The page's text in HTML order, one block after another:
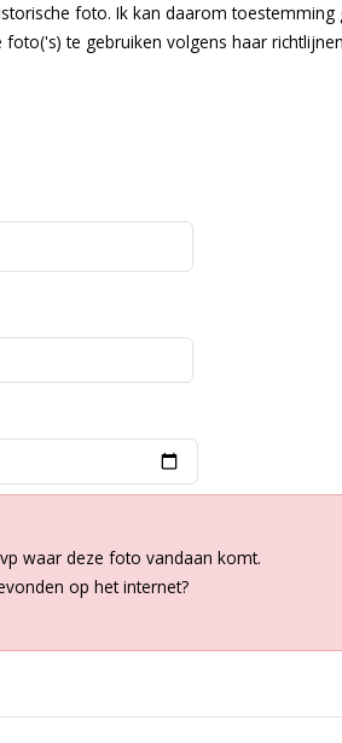
foto. Ik kan daarom toestemming
te gebruiken volgens haar
waar deze foto vandaan komt.
op het internet?